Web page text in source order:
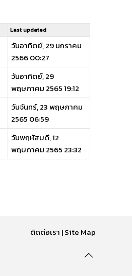
Last updated
วันอาทิตย์, 29 มกราคม
2566 00:27
วันอาทิตย์, 29
พฤษภาคม 2565 19:12
วันจันทร์, 23 พฤษภาคม
2565 06:59
วันพฤหัสบดี, 12
พฤษภาคม 2565 23:32
ติดต่อเรา |Site Map